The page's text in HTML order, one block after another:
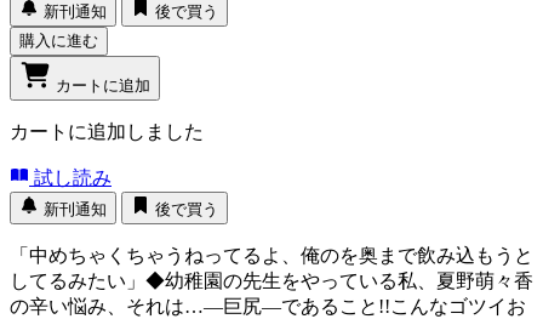
新刊通知
後で買う
購入に進む
カートに追加
カートに追加しました
試し読み
新刊通知 後で買う
「中めちゃくちゃうねってるよ、俺のを奥まで飲み込もうと
してるみたい」◆幼稚園の先生をやっている私、夏野萌々香
の辛い悩み、それは…―巨尻―であること!!こんなゴツイお